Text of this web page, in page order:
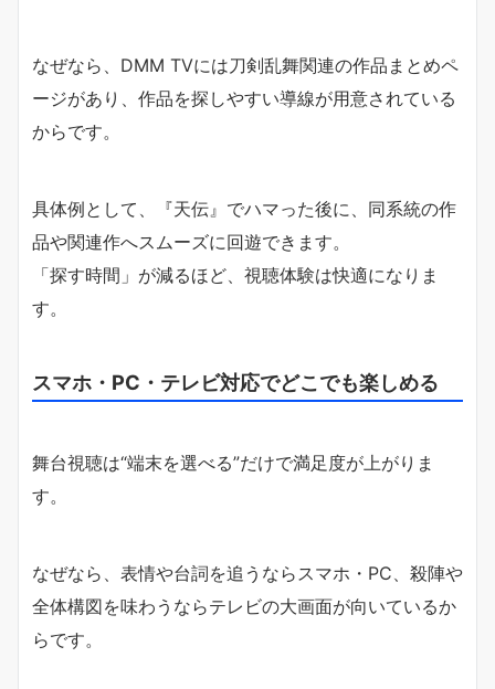
なぜなら、DMM TVには刀剣乱舞関連の作品まとめペ
ージがあり、作品を探しやすい導線が用意されている
からです。
具体例として、『天伝』でハマった後に、同系統の作
品や関連作へスムーズに回遊できます。
「探す時間」が減るほど、視聴体験は快適になりま
す。
スマホ・PC・テレビ対応でどこでも楽しめる
舞台視聴は“端末を選べる”だけで満足度が上がりま
す。
なぜなら、表情や台詞を追うならスマホ・PC、殺陣や
全体構図を味わうならテレビの大画面が向いているか
らです。